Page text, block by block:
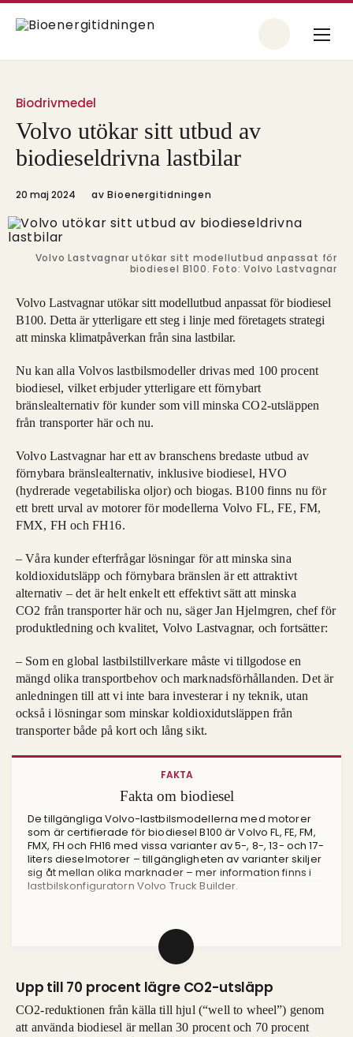
Biodrivmedel
Volvo utökar sitt utbud av
biodieseldrivna lastbilar
20 maj 2024 av Bioenergitidningen
Volvo Lastvagnar utökar sitt modellutbud anpassat för
biodiesel B100. Foto: Volvo Lastvagnar
Volvo Lastvagnar utökar sitt modellutbud anpassat för biodiesel
B100. Detta är ytterligare ett steg i linje med företagets strategi
att minska klimatpåverkan från sina lastbilar.
Nu kan alla Volvos lastbilsmodeller drivas med 100 procent
biodiesel, vilket erbjuder ytterligare ett förnybart
bränslealternativ för kunder som vill minska CO2-utsläppen
från transporter här och nu.
Volvo Lastvagnar har ett av branschens bredaste utbud av
förnybara bränslealternativ, inklusive biodiesel, HVO
(hydrerade vegetabiliska oljor) och biogas. B100 finns nu för
ett brett urval av motorer för modellerna Volvo FL, FE, FM,
FMX, FH och FH16.
– Våra kunder efterfrågar lösningar för att minska sina
koldioxidutsläpp och förnybara bränslen är ett attraktivt
alternativ – det är helt enkelt ett effektivt sätt att minska
CO2 från transporter här och nu, säger Jan Hjelmgren, chef för
produktledning och kvalitet, Volvo Lastvagnar, och fortsätter:
– Som en global lastbilstillverkare måste vi tillgodose en
mängd olika transportbehov och marknadsförhållanden. Det är
anledningen till att vi inte bara investerar i ny teknik, utan
också i lösningar som minskar koldioxidutsläppen från
transporter både på kort och lång sikt.
FAKTA
Fakta om biodiesel
De tillgängliga Volvo-lastbilsmodellerna med motorer
som är certifierade för biodiesel B100 är Volvo FL, FE, FM,
FMX, FH och FH16 med vissa varianter av 5-, 8-, 13- och 17-
liters dieselmotorer – tillgängligheten av varianter skiljer
sig åt mellan olika marknader – mer information finns i
lastbilskonfiguratorn Volvo Truck Builder.
vegetabiliska oljor (till exempel rapsolja) och är relativt
Biodiesel är också känd som fettsyrametylester (FAME)
enligt standard EN14214.
Alla Volvo Lastvagnars dieselmotorer är också
certifierade för att köras på HVO100-bränsle.
Upp till 70 procent lägre CO2-utsläpp
CO2-reduktionen från källa till hjul (“well to wheel”) genom
att använda biodiesel är mellan 30 procent och 70 procent